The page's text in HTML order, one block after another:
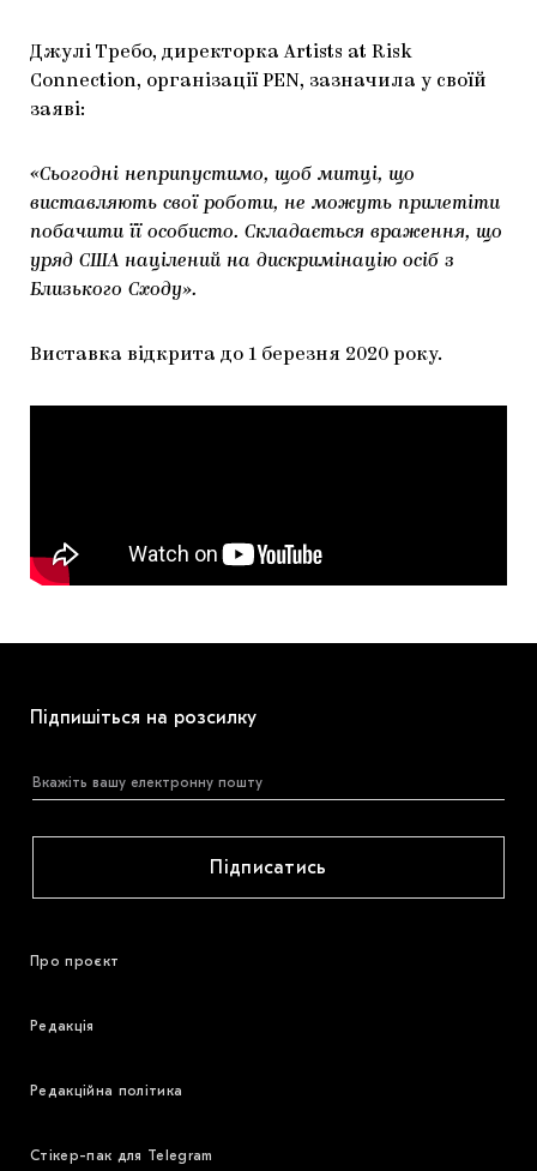
Джулі Требо, директорка Artists at Risk
Connection, організації PEN, зазначила у своїй
заяві:
«Сьогодні неприпустимо, щоб митці, що
виставляють свої роботи, не можуть прилетіти
побачити її особисто. Складається враження, що
уряд США націлений на дискримінацію осіб з
Близького Сходу».
Виставка відкрита до 1 березня 2020 року.
Підпишіться на розсилку
Підписатись
Про проєкт
Редакція
Редакційна політика
Стікер-пак для Telegram